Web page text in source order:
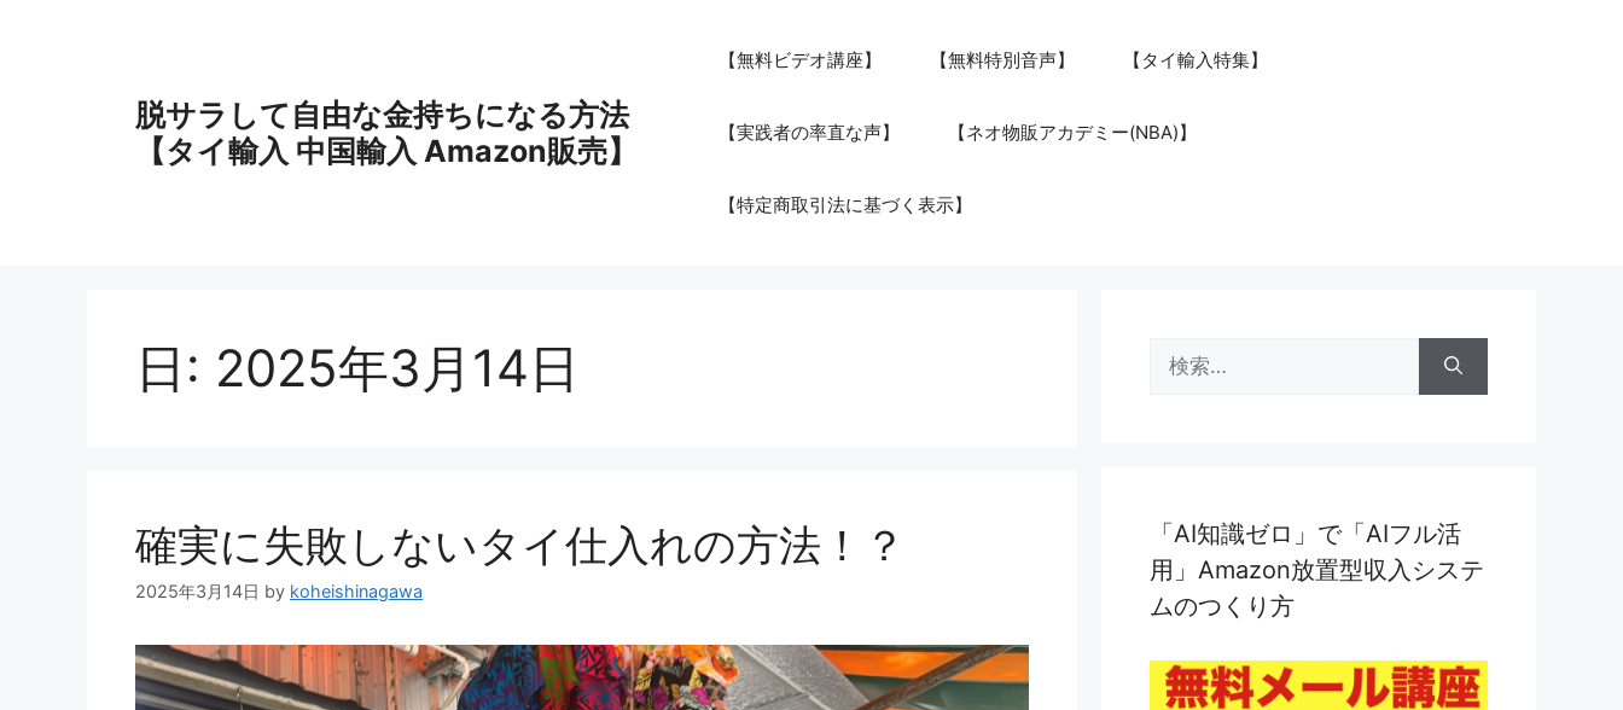
脱サラして自由な金持ちになる方法
【タイ輸入 中国輸入 Amazon販売】
【無料ビデオ講座】 【無料特別音声】 【タイ輸入特集】
【実践者の率直な声】 【ネオ物販アカデミー(NBA)】
【特定商取引法に基づく表示】
日: 2025年3月14日
確実に失敗しないタイ仕入れの方法！？
2025年3月14日 by koheishinagawa
索:
「AI知識ゼロ」で「AIフル活
用」Amazon放置型収入システ
ムのつくり方